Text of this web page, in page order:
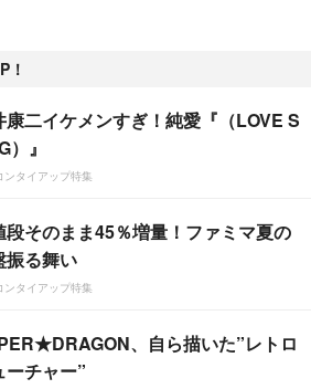
！
康二イケメンすぎ！純愛『（LOVE S
）』
ンタイアップ特集
段そのまま45％増量！ファミマ夏の
振る舞い
ンタイアップ特集
、自ら描いた”レトロ
ーチャー”